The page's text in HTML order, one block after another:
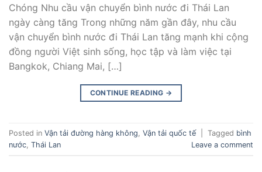
Chóng Nhu cầu vận chuyển bình nước đi Thái Lan
ngày càng tăng Trong những năm gần đây, nhu cầu
vận chuyển bình nước đi Thái Lan tăng mạnh khi cộng
đồng người Việt sinh sống, học tập và làm việc tại
Bangkok, Chiang Mai, […]
CONTINUE READING →
Posted in Vận tải đường hàng không Vận tải quốc tế Tagged bình
nước Thái Lan Leave a comment